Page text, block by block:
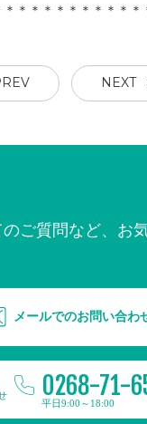
＊＊＊＊＊＊＊＊＊＊
NEXT
ご質問など、お
メールでのお問い合わ
0268-71-
平日9:00～18:00